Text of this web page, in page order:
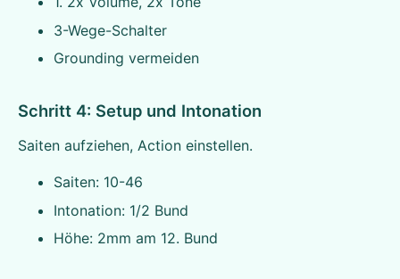
3-Wege-Schalter
Grounding vermeiden
Schritt 4: Setup und Intonation
Saiten aufziehen, Action einstellen.
Saiten: 10-46
Intonation: 1/2 Bund
Höhe: 2mm am 12. Bund